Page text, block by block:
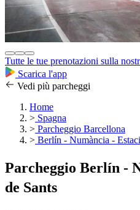
Tutte le tue prenotazioni sulla
Scarica l'app
Vedi più parcheggi
Home
> Spagna
> Parcheggio Barcellona
> Berlín - Numància -
Parcheggio Berlín -
de Sants